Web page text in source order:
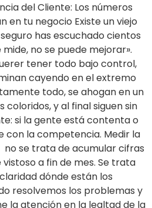
del Cliente: Los números
en tu negocio Existe un viejo
has escuchado cientos
mide, no se puede mejorar».
tener todo bajo control,
cayendo en el extremo
todo, se ahogan en un
y al final siguen sin
si la gente está contenta o
con la competencia. Medir la
no se trata de acumular cifras
a fin de mes. Se trata
dónde están los
resolvemos los problemas y
la atención en la lealtad de la